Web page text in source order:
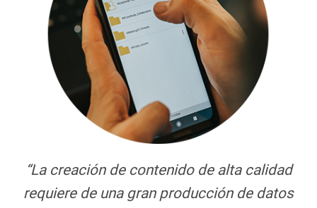
“La creación de contenido de alta calidad
requiere de una gran producción de datos